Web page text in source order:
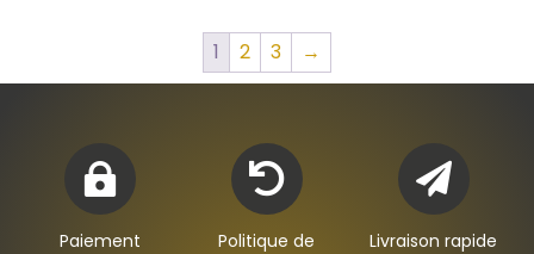
1 2 3 →

Paiement

Politique de

Livraison rapide